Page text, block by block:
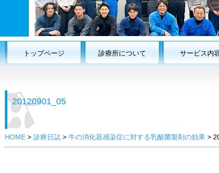
トップページ 診療所について サービス内
20120901_05
HOME > 診療日誌 > 牛の消化器感染症に対する乳酸菌製剤の効果 >